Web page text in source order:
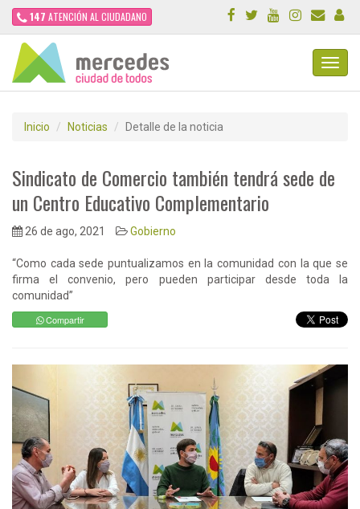
147 ATENCIÓN AL CIUDADANO
Inicio Noticias Detalle de la noticia
Sindicato de Comercio también tendrá sede de
un Centro Educativo Complementario
26 de ago, 2021 Gobierno
“Como cada sede puntualizamos en la comunidad con la que se
firma el convenio, pero pueden participar desde toda la
comunidad”
Compartir